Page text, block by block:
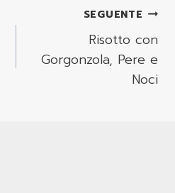
SEGUENTE
Risotto con
Gorgonzola, Pere e
Noci